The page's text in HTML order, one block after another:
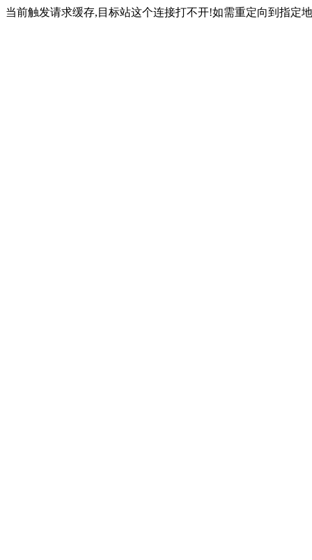
当前触发请求缓存,目标站这个连接打不开!如需重定向到指定